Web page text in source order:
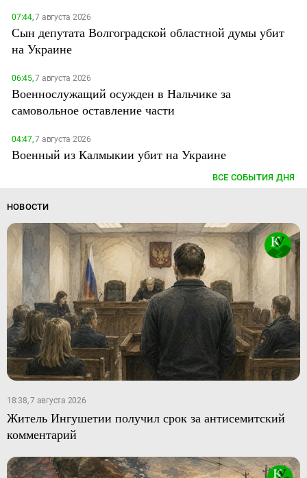
07:44,7 августа 2026
Сын депутата Волгоградской областной думы убит
на Украине
06:45,7 августа 2026
Военнослужащий осужден в Нальчике за
самовольное оставление части
04:47,7 августа 2026
Военный из Калмыкии убит на Украине
ВСЕ СОБЫТИЯ ДНЯ
НОВОСТИ
18:38, 7 августа 2026
Житель Ингушетии получил срок за антисемитский
комментарий